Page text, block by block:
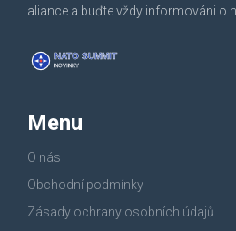
aliance a buďte vždy informováni o
Menu
O nás
Obchodní podmínky
Zásady ochrany osobních údajů